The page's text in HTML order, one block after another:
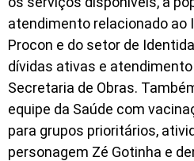
atendimento relacionado ao
Procon e do setor de
dívidas ativas e
Secretaria de Obras.
equipe da Saúde com
para grupos prioritários,
personagem Zé Gotinha e